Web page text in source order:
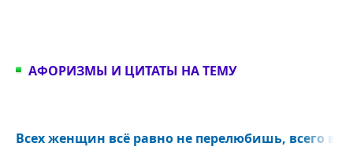
АФОРИЗМЫ И ЦИТАТЫ НА ТЕМУ
Всех женщин всё равно не перелюбишь, всего